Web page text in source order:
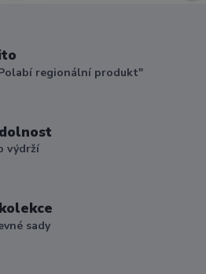
regionální produkt"
výdrží
sady